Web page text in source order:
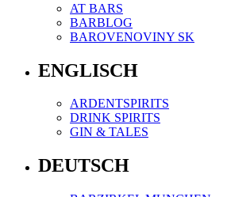
AT BARS
BARBLOG
BAROVENOVINY SK
ENGLISCH
ARDENTSPIRITS
DRINK SPIRITS
GIN & TALES
DEUTSCH